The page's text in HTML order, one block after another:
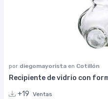
por diegomayorista en Cotillón
Recipiente de vidrio con
+19 Ventas